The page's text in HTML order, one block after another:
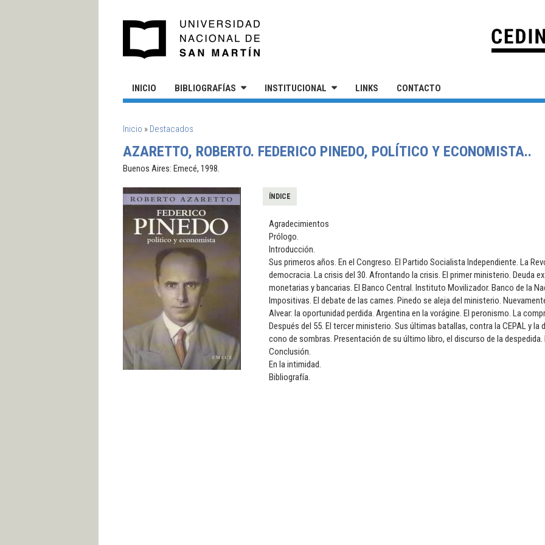
INICIO BIBLIOGRAFÍAS INSTITUCIONAL LINKS CONTACTO
SE ENCUENTRA USTED AQUÍ
Inicio » Destacados
AZARETTO, ROBERTO. FEDERICO PINEDO, POLÍTICO Y ECONOMISTA..
Buenos Aires: Emecé, 1998.
ÍNDICE
Agradecimientos
Prólogo.
Introducción.
Sus primeros años. En el Congreso. El Partido Socialista Independiente. La
democracia. La crisis del 30. Afrontando la crisis. El primer ministerio. Deuda
monetarias y bancarias. El Banco Central. Instituto Movilizador. Banco de la
Impositivas. El debate de las carnes. Pinedo se aleja del ministerio.
Alvear: la oportunidad perdida. Argentina en la vorágine. El peronismo. La
Después del 55. El tercer ministerio. Sus últimas batallas, contra la CEPAL y la
cono de sombras. Presentación de su último libro, el discurso de la despedida.
Conclusión.
En la intimidad.
Bibliografía.